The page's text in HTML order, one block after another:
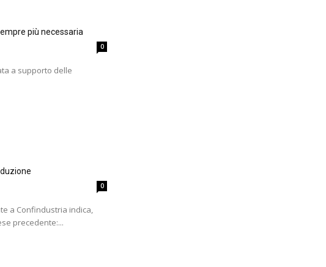
più necessaria
0
a supporto delle
0
a Confindustria indica,
precedente:...